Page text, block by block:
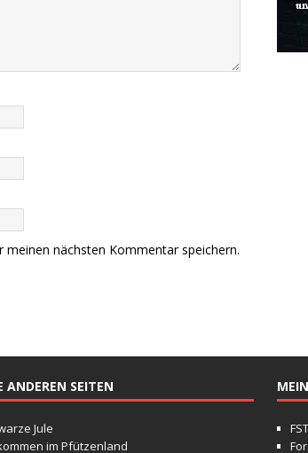
nächsten Kommentar speichern.
ANDEREN SEITEN
Jule
im Pfützenland